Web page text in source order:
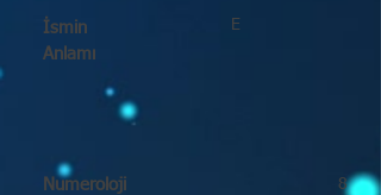
E
İsmin
Anlamı
Numeroloji 8